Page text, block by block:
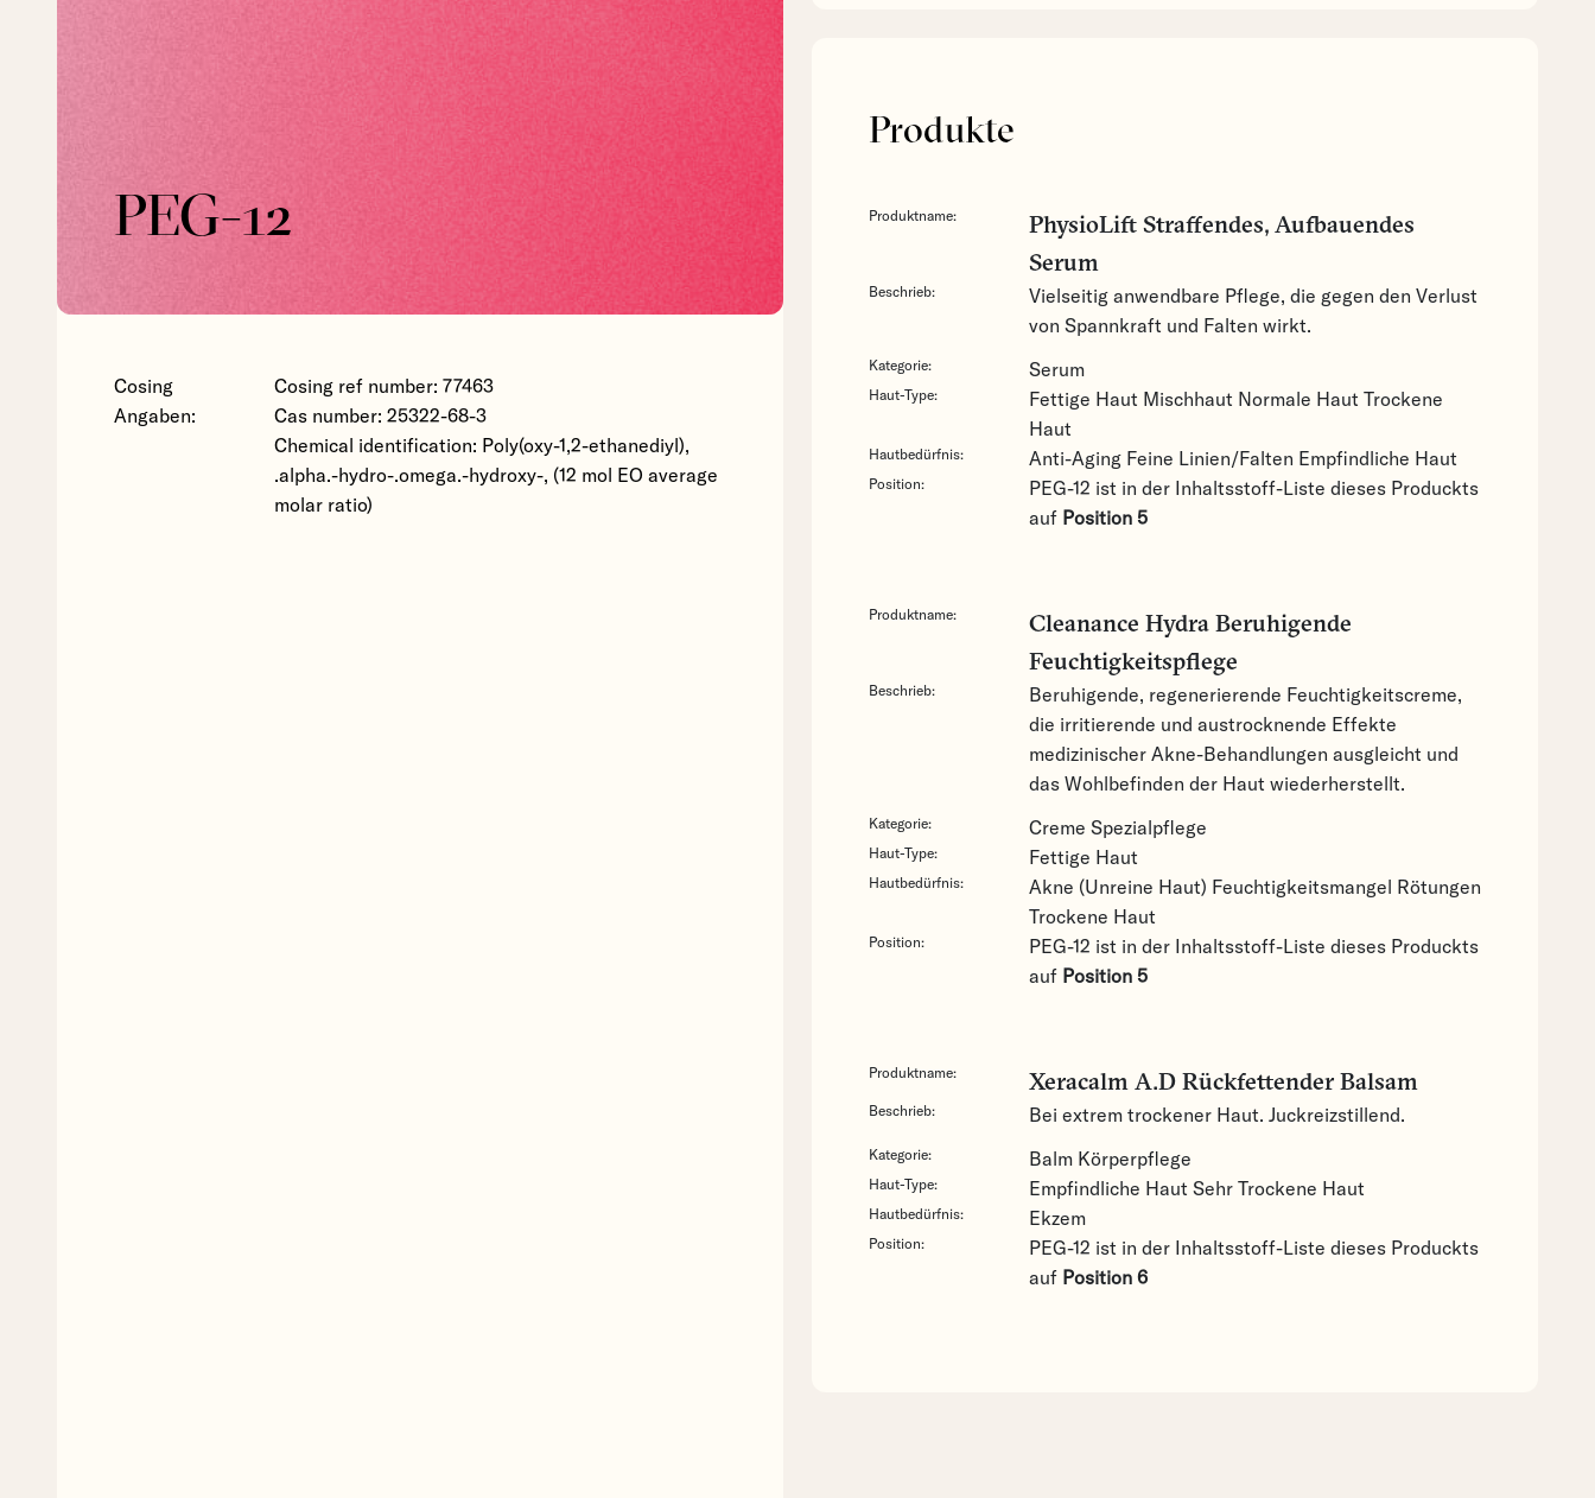
PEG-12
Cosing
Angaben:
Cosing ref number: 77463
Cas number: 25322-68-3
Chemical identification: Poly(oxy-1,2-ethanediyl),
.alpha.-hydro-.omega.-hydroxy-, (12 mol EO average
molar ratio)
Produkte
Produktname:
PhysioLift Straffendes, Aufbauendes
Serum
Beschrieb:
Vielseitig anwendbare Pflege, die gegen den Verlust
von Spannkraft und Falten wirkt.
Kategorie: Serum
Haut-Type: Fettige Haut Mischhaut Normale Haut Trockene
Haut
Hautbedürfnis: Anti-Aging Feine Linien/Falten Empfindliche Haut
Position:
PEG-12 ist in der Inhaltsstoff-Liste dieses Produckts
auf Position 5
Produktname:
Cleanance Hydra Beruhigende
Feuchtigkeitspflege
Beschrieb:
Beruhigende, regenerierende Feuchtigkeitscreme,
die irritierende und austrocknende Effekte
medizinischer Akne-Behandlungen ausgleicht und
das Wohlbefinden der Haut wiederherstellt.
Kategorie: Creme Spezialpflege
Haut-Type: Fettige Haut
Hautbedürfnis: Akne (Unreine Haut) Feuchtigkeitsmangel Rötungen
Trockene Haut
Position:
PEG-12 ist in der Inhaltsstoff-Liste dieses Produckts
auf Position 5
Produktname: Xeracalm A.D Rückfettender Balsam
Beschrieb: Bei extrem trockener Haut. Juckreizstillend.
Kategorie: Balm Körperpflege
Haut-Type: Empfindliche Haut Sehr Trockene Haut
Hautbedürfnis: Ekzem
Position:
PEG-12 ist in der Inhaltsstoff-Liste dieses Produckts
auf Position 6